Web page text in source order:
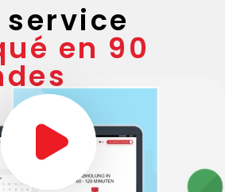
service
en 90